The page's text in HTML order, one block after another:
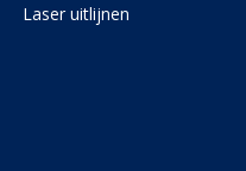
Laser uitlijnen